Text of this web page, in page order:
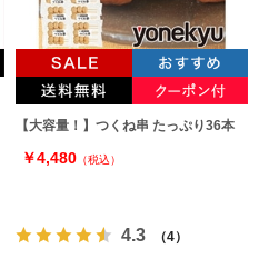
【大容量！】つくね串 たっぷり36本
￥4,480 （税込）
4.3 （4）